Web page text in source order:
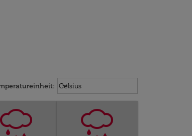
: Weather unit option Celsius
Celsius
keyboard_arrow_down